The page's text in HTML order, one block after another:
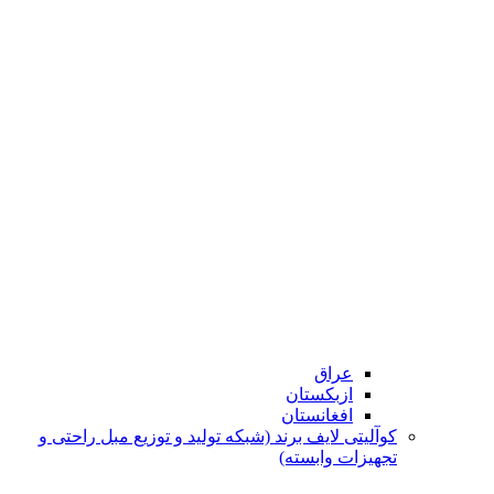
عراق
ازبکستان
افغانستان
کوآلیتی لایف برند (شبکه تولید و توزیع مبل راحتی و
تجهیزات وابسته)